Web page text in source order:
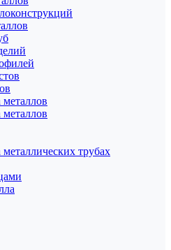
трубах